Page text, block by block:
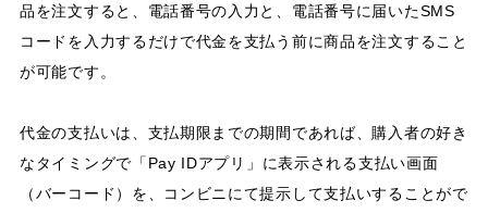
品を注文すると、電話番号の入力と、電話番号に届いたSMS
コードを入力するだけで代金を支払う前に商品を注文すること
が可能です。
代金の支払いは、支払期限までの期間であれば、購入者の好き
なタイミングで「Pay IDアプリ」に表示される支払い画面
（バーコード）を、コンビニにて提示して支払いすることがで